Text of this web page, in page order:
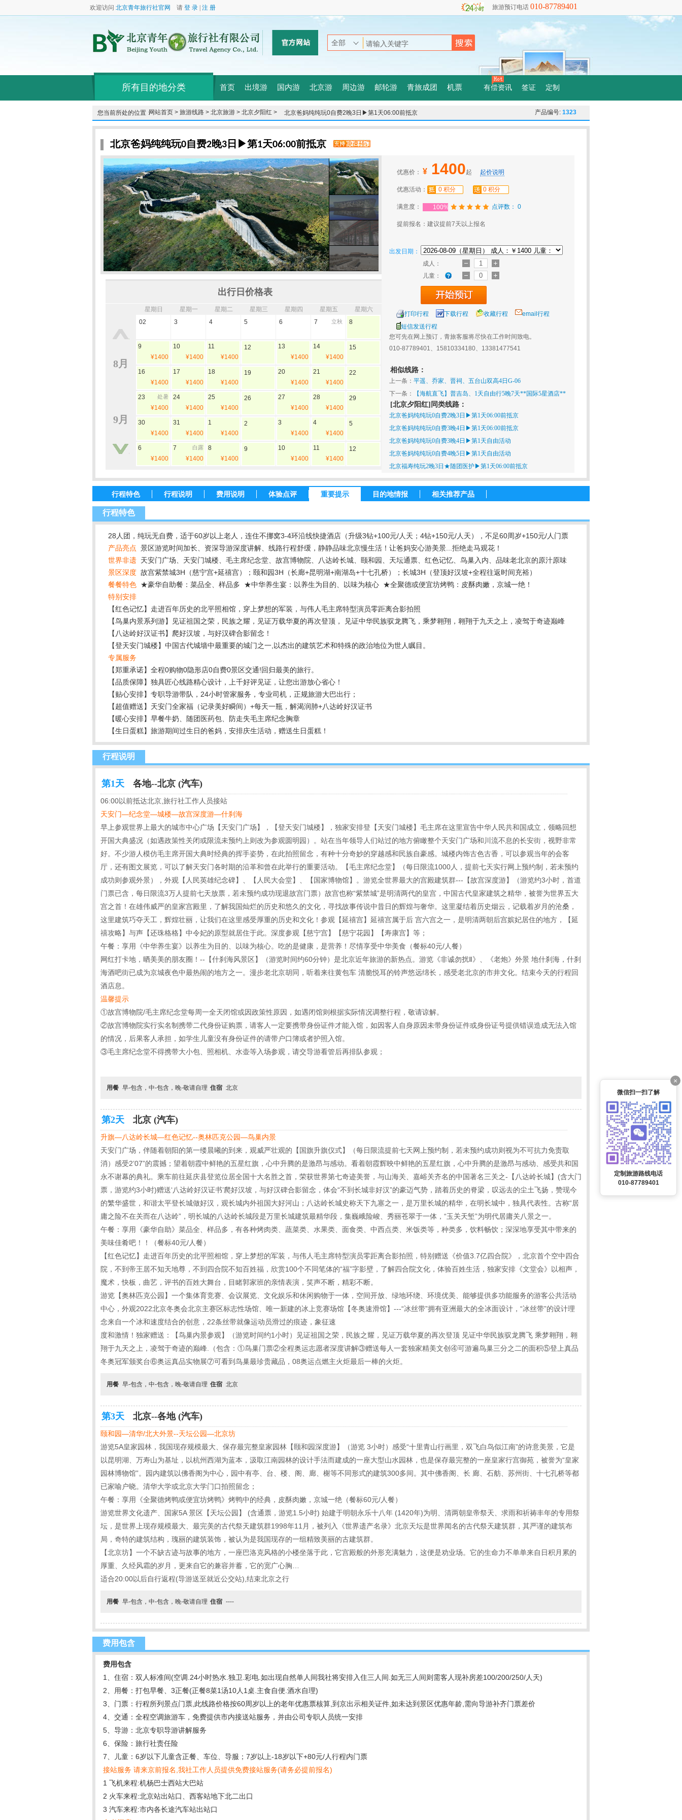
欢迎访问 北京青年旅行社官网 请 登 录 注 册 旅游预订电话 010-87789401
所有目的地分类 首页 出境游 国内游 北京游 周边游 邮轮游 青旅成团 机票 有偿资讯 签证 定制
您当前所处的位置：网站首页 > 旅游线路 > 北京旅游 > 北京夕阳红 > 北京爸妈纯纯玩0自费2晚3日▶第1天06:00前抵京 产品编号: 1323
北京爸妈纯纯玩0自费2晚3日▶第1天06:00前抵京
出行日价格表
8月
9月
星期日 星期一 星期二 星期三 星期四 星期五
星期六
02
3 4 5 6 7 立秋 8
9
¥1400
10
¥1400
11
¥1400
12
13
¥1400
14
¥1400
15
16
¥1400
17
¥1400
18
¥1400
19
20
¥1400
21
¥1400
22
23 处暑
¥1400
24
¥1400
25
¥1400
26
27
¥1400
28
¥1400
29
30
¥1400
31
¥1400
1
¥1400
2
3
¥1400
4
¥1400
5
6
¥1400
7 白露
¥1400
8
¥1400
9
10
¥1400
11
¥1400
12
优惠价： ¥ 1400起 起价说明
优惠活动： 0 积分 0 积分
满意度： 100% 点评数： 0
提前报名：建议提前7天以上报名
出发日期：
成人：
儿童：
打印行程 下载行程 收藏行程
email行程
短信发送行程
您可先在网上预订，青旅客服将尽快在工作时间致电。
010-87789401、15810334180、13381477541
相似线路：
上一条： 平遥、乔家、晋祠、五台山双高4日G-06
下一条：
【海航直飞】普吉岛、1天自由行5晚7天**国际5星酒店**
[北京夕阳红]同类线路：
北京爸妈纯纯玩0自费2晚3日▶第1天06:00前抵京
北京爸妈纯纯玩0自费3晚4日▶第1天06:00前抵京
北京爸妈纯纯玩0自费3晚4日▶第1天自由活动
北京爸妈纯纯玩0自费4晚5日▶第1天自由活动
北京福寿纯玩2晚3日★随团医护▶第1天06:00前抵京
行程特色 行程说明 费用说明 体验点评 重要提示 目的地情报 相关推荐产品
行程特色
28人团，纯玩无自费，适于60岁以上老人，连住不挪窝3-4环沿线快捷酒店（升级3钻+100元/人天；4钻+150元/人天），不足60周岁+150元/人门票
产品亮点 景区游览时间加长、资深导游深度讲解、线路行程舒缓，静静品味北京慢生活！让爸妈安心游美景...拒绝走马观花！
世界非遗 天安门广场、天安门城楼、毛主席纪念堂、故宫博物院、八达岭长城、颐和园、天坛通票、红色记忆、鸟巢入内、品味老北京的原汁原味
景区深度 故宫紫禁城3H（慈宁宫+延禧宫）；颐和园3H（长廊+昆明湖+南湖岛+十七孔桥）；长城3H（登顶好汉坡+全程往返时间充裕）
餐餐特色 ★豪华自助餐：菜品全、样品多 ★中华养生宴：以养生为目的、以味为核心 ★全聚德或便宜坊烤鸭：皮酥肉嫩，京城一绝！
特别安排
【红色记忆】走进百年历史的北平照相馆，穿上梦想的军装，与伟人毛主席特型演员零距离合影拍照
【鸟巢内景系列游】见证祖国之荣，民族之耀，见证万载华夏的再次登顶， 见证中华民族驭龙腾飞，乘梦翱翔，翱翔于九天之上，凌驾于奇迹巅峰
【八达岭好汉证书】爬好汉坡，与好汉碑合影留念！
【登天安门城楼】中国古代城墙中最重要的城门之一,以杰出的建筑艺术和特殊的政治地位为世人瞩目。
专属服务
【郑重承诺】全程0购物0隐形店0自费0景区交通!回归最美的旅行。
【品质保障】独具匠心线路精心设计，上千好评见证，让您出游放心省心！
【贴心安排】专职导游带队，24小时管家服务，专业司机，正规旅游大巴出行；
【超值赠送】天安门全家福（记录美好瞬间）+每天一瓶，解渴润肺+八达岭好汉证书
【暖心安排】早餐牛奶、随团医药包、防走失毛主席纪念胸章
【生日蛋糕】旅游期间过生日的爸妈，安排庆生活动，赠送生日蛋糕！
行程说明
第1天 各地--北京 (汽车)
06:00以前抵达北京,旅行社工作人员接站
天安门—纪念堂—城楼—故宫深度游—什刹海
早上参观世界上最大的城市中心广场【天安门广场】，【登天安门城楼】，独家安排登【天安门城楼】毛主席在这里宣告中华人民共和国成立，领略回想
开国大典盛况（如遇政策性关闭或限流未预约上则改为参观圆明园）。站在当年领导人们站过的地方俯瞰整个天安门广场和川流不息的长安街，视野非常
好。不少游人模仿毛主席开国大典时经典的挥手姿势，在此拍照留念，有种十分奇妙的穿越感和民族自豪感。城楼内饰古色古香，可以参观当年的会客
厅，还有图文展览，可以了解天安门各时期的沿革和曾在此举行的重要活动。【毛主席纪念堂】（每日限流1000人，提前七天实行网上预约制，若未预约
成功则参观外景），外观【人民英雄纪念碑】、【人民大会堂】、【国家博物馆】。游览全世界最大的宫殿建筑群---【故宫深度游】（游览约3小时，首道
门票已含，每日限流3万人提前七天放票，若未预约成功现退故宫门票）故宫也称“紫禁城”是明清两代的皇宫，中国古代皇家建筑之精华，被誉为世界五大
宫之首！在雄伟威严的皇家宫殿里，了解我国灿烂的历史和悠久的文化，寻找故事传说中昔日的辉煌与奢华。这里凝结着历史烟云，记载着岁月的沧桑，
这里建筑巧夺天工，辉煌壮丽，让我们在这里感受厚重的历史和文化！参观【延禧宫】延禧宫属于后 宫六宫之一，是明清两朝后宫嫔妃居住的地方，【延
禧攻略】与声【还珠格格】中令妃的原型就居住于此。深度参观【慈宁宫】【慈宁花园】【寿康宫】等；
午餐：享用《中华养生宴》以养生为目的、以味为核心。吃的是健康，是营养！尽情享受中华美食（餐标40元/人餐）
网红打卡地，晒美美的朋友圈！--【什刹海风景区】（游览时间约60分钟）是北京近年旅游的新热点。游览《非诚勿扰Ⅱ》、《老炮》外景 地什刹海，什刹
海酒吧街已成为京城夜色中最热闹的地方之一。漫步老北京胡同，听着来往黄包车 清脆悦耳的铃声悠远绵长，感受老北京的市井文化。结束今天的行程回
酒店息。
温馨提示
①故宫博物院/毛主席纪念堂每周一全天闭馆或因政策性原因，如遇闭馆则根据实际情况调整行程，敬请谅解。
②故宫博物院实行实名制携带二代身份证购票，请客人一定要携带身份证件才能入馆，如因客人自身原因未带身份证件或身份证号提供错误造成无法入馆
的情况，后果客人承担，如学生儿童没有身份证件的请带户口簿或者护照入馆。
③毛主席纪念堂不得携带大小包、照相机、水壶等入场参观，请交导游看管后再排队参观；
用餐 早-包含，中-包含，晚-敬请自理 住宿 北京
第2天 北京 (汽车)
升旗—八达岭长城—红色记忆--奥林匹克公园—鸟巢内景
天安门广场，伴随着朝阳的第一缕晨曦的到来，观威严壮观的【国旗升旗仪式】（每日限流提前七天网上预约制，若未预约成功则视为不可抗力免责取
消）感受2’07”的震撼；望着朝霞中鲜艳的五星红旗，心中升腾的是激昂与感动。看着朝霞辉映中鲜艳的五星红旗，心中升腾的是激昂与感动、感受共和国
永不谢幕的典礼。乘车前往延庆县登览位居全国十大名胜之首，荣获世界第七奇迹美誉，与山海关、嘉峪关齐名的中国著名三关之-【八达岭长城】(含大门
票，游览约3小时)赠送‘八达岭好汉证书’爬好汉坡，与好汉碑合影留念，体会“不到长城非好汉”的豪迈气势，踏着历史的脊梁，叹远去的尘土飞扬，赞现今
的繁华盛世，和谐太平登长城做好汉，观长城内外祖国大好河山；八达岭长城史称天下九塞之一，是万里长城的精华，在明长城中，独具代表性。古称“居
庸之险不在关而在八达岭”，明长城的八达岭长城段是万里长城建筑最精华段，集巍峨险峻、秀丽苍翠于一体，“玉关天堑”为明代居庸关八景之一。
午餐：享用《豪华自助》菜品全、样品多，有各种烤肉类、蔬菜类、水果类、面食类、中西点类、米饭类等，种类多，饮料畅饮；深深地享受其中带来的
美味佳肴吧！！（餐标40元/人餐）
【红色记忆】走进百年历史的北平照相馆，穿上梦想的军装，与伟人毛主席特型演员零距离合影拍照，特别赠送《价值3.7亿四合院》，北京首个空中四合
院，不到帝王居不知天地尊，不到四合院不知百姓福，欣赏100个不同笔体的“福”字影壁，了解四合院文化，体验百姓生活，独家安排《文堂会》以相声，
魔术，快板，曲艺，评书的百姓大舞台，目睹郭家班的亲情表演，笑声不断，精彩不断。
游览【奥林匹克公园】一个集体育竞赛、会议展览、文化娱乐和休闲购物于一体，空间开放、绿地环绕、环境优美、能够提供多功能服务的游客公共活动
中心，外观2022北京冬奥会北京主赛区标志性场馆、唯一新建的冰上竞赛场馆【冬奥速滑馆】---“冰丝带”拥有亚洲最大的全冰面设计，“冰丝带”的设计理
念来自一个冰和速度结合的创意，22条丝带就像运动员滑过的痕迹，象征速
度和激情！独家赠送：【鸟巢内景参观】（游览时间约1小时）见证祖国之荣，民族之耀，见证万载华夏的再次登顶 见证中华民族驭龙腾飞 乘梦翱翔，翱
翔于九天之上，凌驾于奇迹的巅峰.（包含：①鸟巢门票②全程奥运志愿者深度讲解③赠送每人一套独家精美文创④可游遍鸟巢三分之二的面积⑤登上真品
冬奥冠军颁奖台⑥奥运真品实物展⑦可看到鸟巢最珍贵藏品，08奥运点燃主火炬最后一棒的火炬。
用餐 早-包含，中-包含，晚-敬请自理 住宿 北京
第3天 北京--各地 (汽车)
颐和园—清华/北大外景--天坛公园—北京坊
游览5A皇家园林，我国现存规模最大、保存最完整皇家园林【颐和园深度游】（游览 3小时）感受“十里青山行画里，双飞白鸟似江南”的诗意美景，它是
以昆明湖、万寿山为基址，以杭州西湖为蓝本，汲取江南园林的设计手法而建成的一座大型山水园林，也是保存最完整的一座皇家行宫御苑，被誉为“皇家
园林博物馆”。园内建筑以佛香阁为中心，园中有亭、台、楼、阁、廊、榭等不同形式的建筑300多间。其中佛香阁、长 廊、石舫、苏州街、十七孔桥等都
已家喻户晓。清华大学或北京大学门口拍照留念；
午餐：享用《全聚德烤鸭或便宜坊烤鸭》烤鸭中的经典，皮酥肉嫩，京城一绝（餐标60元/人餐）
游览世界文化遗产、国家5A 景区【天坛公园】 (含通票，游览1.5小时) 始建于明朝永乐十八年 (1420年)为明、清两朝皇帝祭天、求雨和祈祷丰年的专用祭
坛，是世界上现存规模最大、最完美的古代祭天建筑群1998年11月，被列入《世界遗产名录》北京天坛是世界闻名的古代祭天建筑群，其严谨的建筑布
局，奇特的建筑结构，瑰丽的建筑装饰，被认为是我国现存的一组精致美丽的古建筑群。
【北京坊】一个不缺古迹与故事的地方，一座巴洛克风格的小楼坐落于此，它宫殿般的外形充满魅力，这便是劝业场。它的生命力不单单来自日积月累的
厚重、久经风霜的岁月，更来自它的兼容并蓄，它的宽广心胸…
适合20:00以后自行返程(导游送至就近公交站),结束北京之行
用餐 早-包含，中-包含，晚-敬请自理 住宿 ----
费用包含
费用包含
1、住宿：双人标准间(空调.24小时热水.独卫.彩电.如出现自然单人间我社将安排入住三人间.如无三人间则需客人现补房差100/200/250/人天)
2、用餐：打包早餐、3正餐(正餐8菜1汤10人1桌.主食自便.酒水自理)
3、门票：行程所列景点门票,此线路价格按60周岁以上的老年优惠票核算,到京出示相关证件,如未达到景区优惠年龄,需向导游补齐门票差价
4、交通：全程空调旅游车，免费提供市内接送站服务，并由公司专职人员统一安排
5、导游：北京专职导游讲解服务
6、保险：旅行社责任险
7、儿童：6岁以下儿童含正餐、车位、导服；7岁以上-18岁以下+80元/人行程内门票
接站服务 请来京前报名,我社工作人员提供免费接站服务(请务必提前报名)
1 飞机来程:机杨巴士西站大巴站
2 火车来程:北京站出站口、西客站地下北二出口
3 汽车来程:市内各长途汽车站出站口
×
微信扫一扫了解
定制旅游路线电话
010-87789401